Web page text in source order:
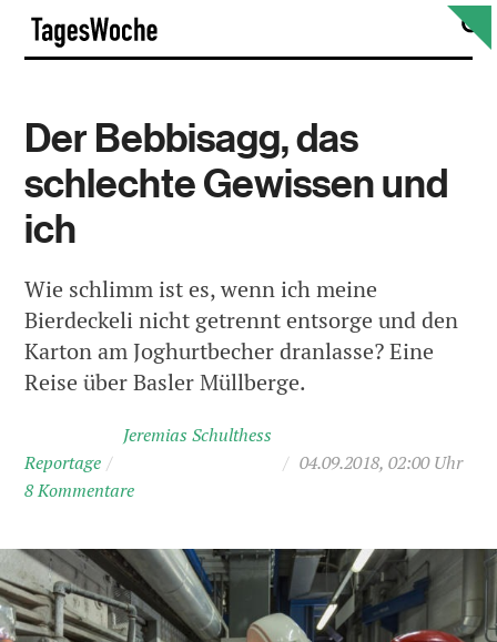
Skip
content
Der Bebbisagg, das
schlechte Gewissen und
ich
Wie schlimm ist es, wenn ich meine
Bierdeckeli nicht getrennt entsorge und den
Karton am Joghurtbecher dranlasse? Eine
Reise über Basler Müllberge.
Reportage /
Jeremias Schulthess
/ 04.09.2018, 02:00 Uhr
8 Kommentare